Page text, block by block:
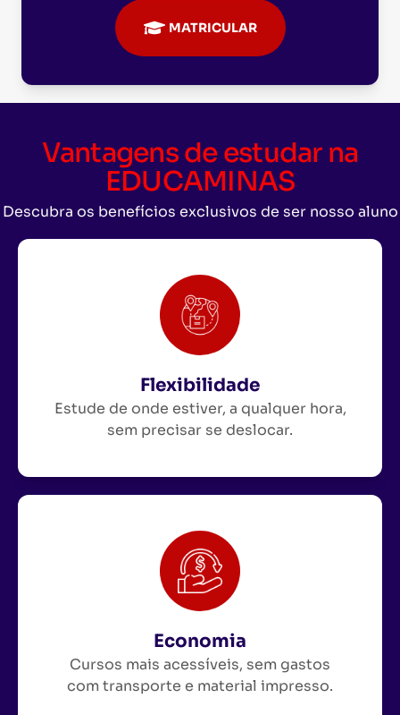
MATRICULAR
Vantagens de estudar na
EDUCAMINAS
Descubra os benefícios exclusivos de ser nosso aluno
Flexibilidade
Estude de onde estiver, a qualquer hora,
sem precisar se deslocar.
Economia
Cursos mais acessíveis, sem gastos
com transporte e material impresso.